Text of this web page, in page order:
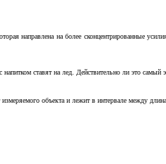
направлена на более сконцентрированные
ставят на лед. Действительно ли это самый
объекта и лежит в интервале между